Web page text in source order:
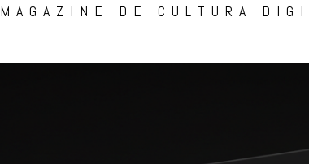
MAGAZINE DE CULTURA